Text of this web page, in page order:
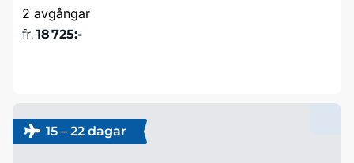
2 avgångar
fr. 18 725:-
15 – 22 dagar